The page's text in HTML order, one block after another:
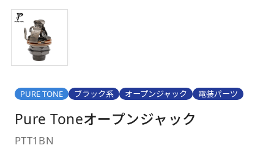
PURE TONE ブラック系 オープンジャック 電装パーツ
Pure Toneオープンジャック
PTT1BN